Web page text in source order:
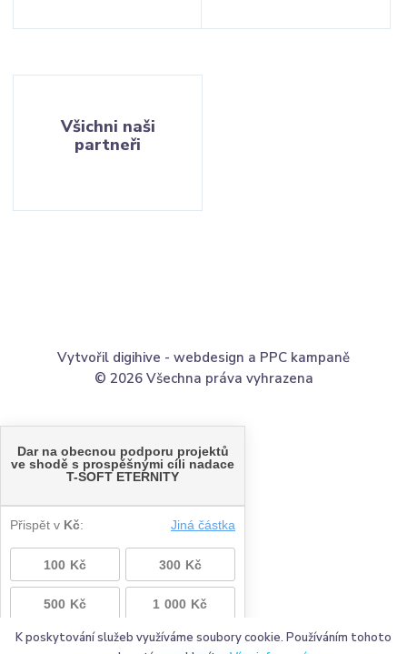
K poskytování služeb využíváme soubory cookie. Používáním tohoto
Všichni naši
partneři
© 2026 Všechna práva vyhrazena
Vytvořil digihive - webdesign a PPC kampaně